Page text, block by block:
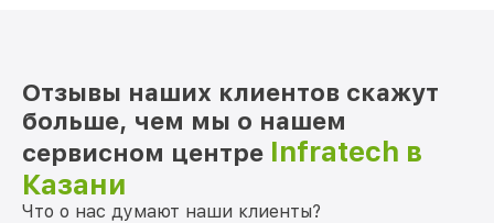
Отзывы наших клиентов скажут
больше, чем мы о нашем
сервисном центре Infratech в
Казани
Что о нас думают наши клиенты?